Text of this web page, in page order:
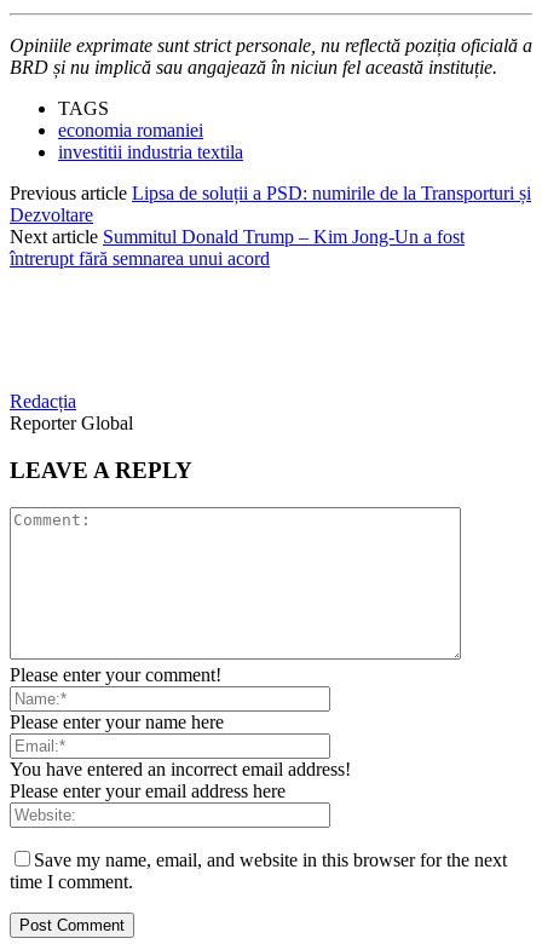
Opiniile exprimate sunt strict personale, nu reflectă poziția oficială a
BRD și nu implică sau angajează în niciun fel această instituție.
TAGS
economia romaniei
investitii industria textila
Previous article Lipsa de soluții a PSD: numirile de la Transporturi și
Dezvoltare
Next article Summitul Donald Trump – Kim Jong-Un a fost
întrerupt fără semnarea unui acord
Redacția
Reporter Global
LEAVE A REPLY
Please enter your comment!
Please enter your name here
You have entered an incorrect email address!
Please enter your email address here
Save my name, email, and website in this browser for the next
time I comment.